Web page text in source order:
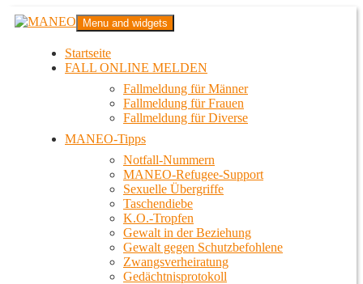
Zum
InhaltMANEO
Das schwule Anti-Gewalt-Projekt in Berlin
Menu and widgets
Startseite
FALL ONLINE MELDEN
Fallmeldung für Männer
Fallmeldung für Frauen
Fallmeldung für Diverse
MANEO-Tipps
Notfall-Nummern
MANEO-Refugee-Support
Sexuelle Übergriffe
Taschendiebe
K.O.-Tropfen
Gewalt in der Beziehung
Gewalt gegen Schutzbefohlene
Zwangsverheiratung
Gedächtnisprotokoll